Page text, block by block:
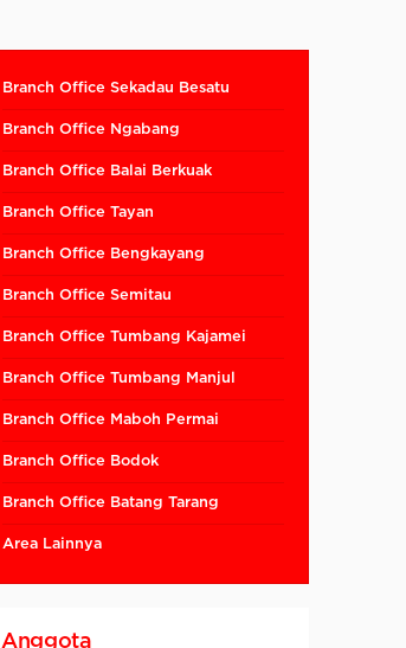
Branch Office Sekadau Besatu
Branch Office Ngabang
Branch Office Balai Berkuak
Branch Office Tayan
Branch Office Bengkayang
Branch Office Semitau
Branch Office Tumbang Kajamei
Branch Office Tumbang Manjul
Branch Office Maboh Permai
Branch Office Bodok
Branch Office Batang Tarang
Area Lainnya
Anggota